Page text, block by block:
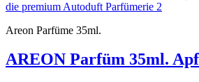
Areon Parfüme 35ml.
AREON Parfüm 35ml.